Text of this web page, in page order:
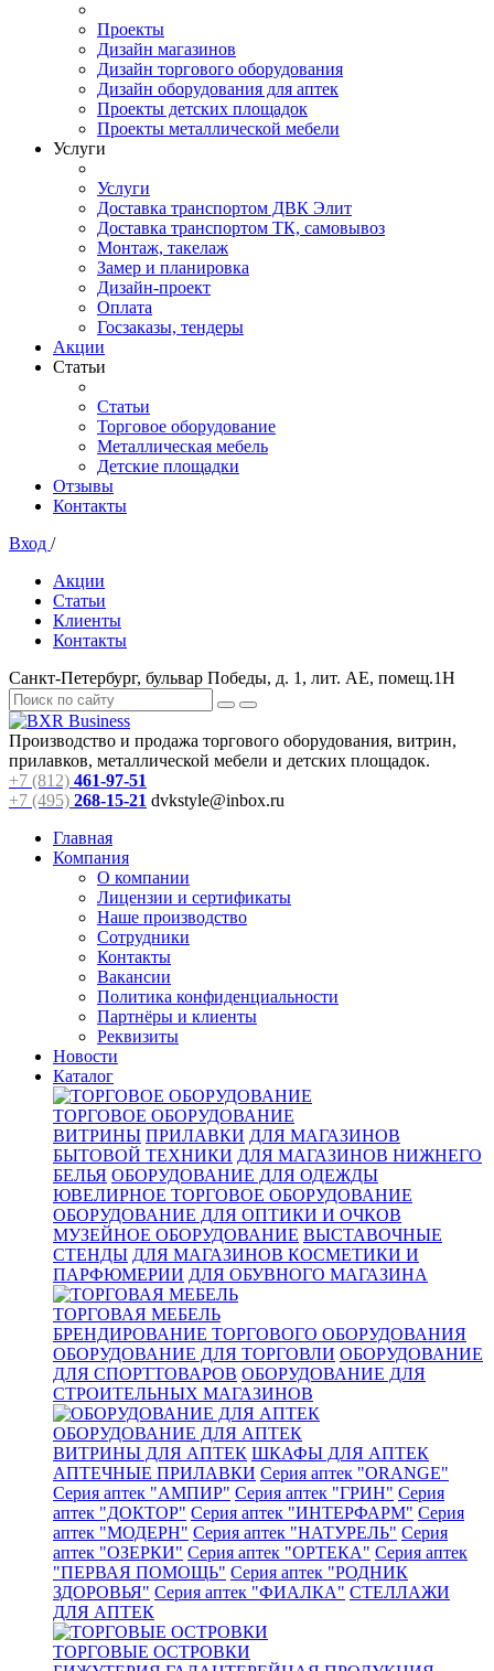
Проекты
Дизайн магазинов
Дизайн торгового оборудования
Дизайн оборудования для аптек
Проекты детских площадок
Проекты металлической мебели
Услуги
Услуги
Доставка транспортом ДВК Элит
Доставка транспортом ТК, самовывоз
Монтаж, такелаж
Замер и планировка
Дизайн-проект
Оплата
Госзаказы, тендеры
Акции
Статьи
Статьи
Торговое оборудование
Металлическая мебель
Детские площадки
Отзывы
Контакты
Вход /
Акции
Статьи
Клиенты
Контакты
Санкт-Петербург, бульвар Победы, д. 1, лит. АЕ, помещ.1Н
Производство и продажа торгового оборудования, витрин,
прилавков, металлической мебели и детских площадок.
+7 (812) 461-97-51
+7 (495) 268-15-21 dvkstyle@inbox.ru
Главная
Компания
О компании
Лицензии и сертификаты
Наше производство
Сотрудники
Контакты
Вакансии
Политика конфиденциальности
Партнёры и клиенты
Реквизиты
Новости
Каталог
ТОРГОВОЕ ОБОРУДОВАНИЕ
ВИТРИНЫ ПРИЛАВКИ ДЛЯ МАГАЗИНОВ
БЫТОВОЙ ТЕХНИКИ ДЛЯ МАГАЗИНОВ НИЖНЕГО
БЕЛЬЯ ОБОРУДОВАНИЕ ДЛЯ ОДЕЖДЫ
ЮВЕЛИРНОЕ ТОРГОВОЕ ОБОРУДОВАНИЕ
ОБОРУДОВАНИЕ ДЛЯ ОПТИКИ И ОЧКОВ
МУЗЕЙНОЕ ОБОРУДОВАНИЕ ВЫСТАВОЧНЫЕ
СТЕНДЫ ДЛЯ МАГАЗИНОВ КОСМЕТИКИ И
ПАРФЮМЕРИИ ДЛЯ ОБУВНОГО МАГАЗИНА
ТОРГОВАЯ МЕБЕЛЬ
БРЕНДИРОВАНИЕ ТОРГОВОГО ОБОРУДОВАНИЯ
ОБОРУДОВАНИЕ ДЛЯ ТОРГОВЛИ ОБОРУДОВАНИЕ
ДЛЯ СПОРТТОВАРОВ ОБОРУДОВАНИЕ ДЛЯ
СТРОИТЕЛЬНЫХ МАГАЗИНОВ
ОБОРУДОВАНИЕ ДЛЯ АПТЕК
ВИТРИНЫ ДЛЯ АПТЕК ШКАФЫ ДЛЯ АПТЕК
АПТЕЧНЫЕ ПРИЛАВКИ Серия аптек "ORANGE"
Серия аптек "АМПИР" Серия аптек "ГРИН" Серия
аптек "ДОКТОР" Серия аптек "ИНТЕРФАРМ" Серия
аптек "МОДЕРН" Серия аптек "НАТУРЕЛЬ" Серия
аптек "ОЗЕРКИ" Серия аптек "ОРТЕКА" Серия аптек
"ПЕРВАЯ ПОМОЩЬ" Серия аптек "РОДНИК
ЗДОРОВЬЯ" Серия аптек "ФИАЛКА" СТЕЛЛАЖИ
ДЛЯ АПТЕК
ТОРГОВЫЕ ОСТРОВКИ